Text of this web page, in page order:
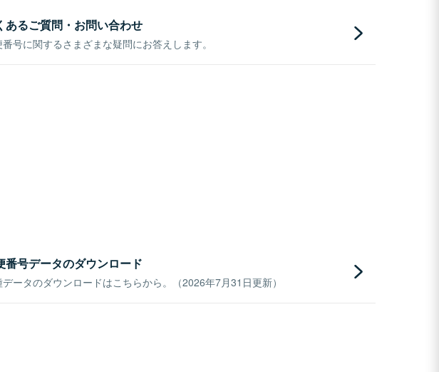
あるご質問・お問い合わせ
号に関するさまざまな疑問にお答えします。
番号データのダウンロード
ータのダウンロードはこちらから。（2026年7月31日更新）